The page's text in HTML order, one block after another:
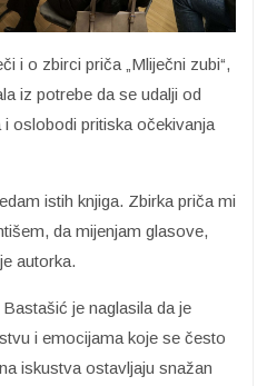
i o zbirci priča „Mliječni zubi“,
iz potrebe da se udalji od
oslobodi pritiska očekivanja
istih knjiga. Zbirka priča mi
da mijenjam glasove,
autorka.
je naglasila da je
i emocijama koje se često
iskustva ostavljaju snažan